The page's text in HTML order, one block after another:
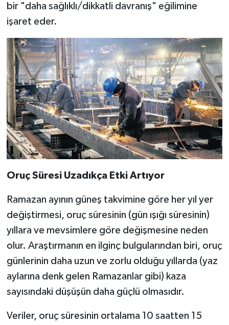
bir "daha sağlıklı/dikkatli davranış" eğilimine
işaret eder.
Oruç Süresi Uzadıkça Etki Artıyor
Ramazan ayının güneş takvimine göre her yıl yer
değiştirmesi, oruç süresinin (gün ışığı süresinin)
yıllara ve mevsimlere göre değişmesine neden
olur. Araştırmanın en ilginç bulgularından biri, oruç
günlerinin daha uzun ve zorlu olduğu yıllarda (yaz
aylarına denk gelen Ramazanlar gibi) kaza
sayısındaki düşüşün daha güçlü olmasıdır.
Veriler, oruç süresinin ortalama 10 saatten 15